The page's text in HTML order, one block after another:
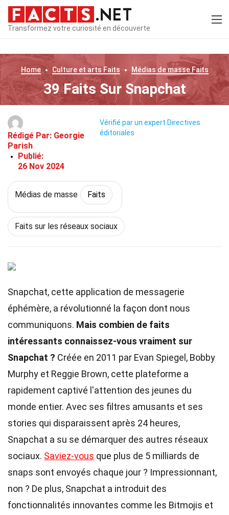
Transformez votre curiosité en découverte
Home Culture et arts Faits Médias de masseFaits
39 Faits Sur Snapchat
Rédigé Par: Georgie
Parish
Publié:
26 Nov 2024
Vérifié par un expert Directives
éditoriales
Médias de masse Faits
Faits sur les réseaux sociaux
Snapchat, cette application de messagerie
éphémère, a révolutionné la façon dont nous
communiquons. Mais combien de faits
intéressants connaissez-vous vraiment sur
Snapchat ? Créée en 2011 par Evan Spiegel, Bobby
Murphy et Reggie Brown, cette plateforme a
rapidement captivé l'attention des jeunes du
monde entier. Avec ses filtres amusants et ses
stories qui disparaissent après 24 heures,
Snapchat a su se démarquer des autres réseaux
sociaux. Saviez-vous que plus de 5 milliards de
snaps sont envoyés chaque jour ? Impressionnant,
non ? De plus, Snapchat a introduit des
fonctionnalités innovantes comme les Bitmojis et